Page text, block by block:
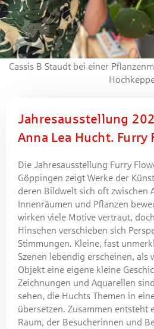
Cassis B Staudt bei einer
Jahresausstellung
Anna Lea Hucht. Furry
Die Jahresausstellung Furry
Göppingen zeigt Werke der
deren Bildwelt sich oft zwischen
Innenräumen und Pflanzen
wirken viele Motive vertraut,
Hinsehen verschieben sich
Stimmungen. Kleine, fast
Szenen lebendig erscheinen, als
Objekt eine eigene kleine
Zeichnungen und Aquarellen
sehen, die Huchts Themen in
übersetzen. Zusammen entsteht
Raum, der Besucherinnen und